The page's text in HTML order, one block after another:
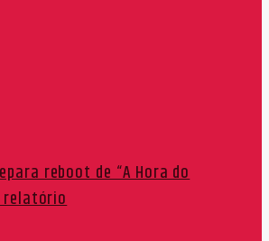
reboot de “A Hora do
relatório